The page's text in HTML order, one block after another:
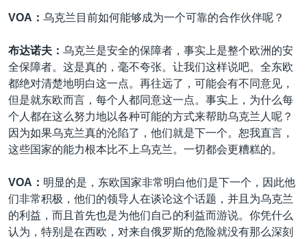
VOA： 乌克兰目前如何能够成为一个可靠的合作伙伴呢？
布达诺夫： 乌克兰是安全的保障者，事实上是整个欧洲的安
全保障者。这是真的，毫不夸张。让我们这样说吧。全东欧
都绝对清楚地明白这一点。再往远了，可能会有不同意见，
但是就东欧而言，每个人都同意这一点。事实上，为什么每
个人都在这么努力地以各种可能的方式来帮助乌克兰人呢？
因为如果乌克兰真的沦陷了，他们就是下一个。恕我直言，
这些国家的能力根本比不上乌克兰。一切都会更糟糕的。
VOA： 明显的是，东欧国家非常明白他们是下一个，因此他
们非常积极，他们的领导人在谈论这个话题，并且为乌克兰
的利益，而且首先也是为他们自己的利益而游说。你凭什么
认为，特别是在西欧，对来自俄罗斯的危险就没有那么深刻